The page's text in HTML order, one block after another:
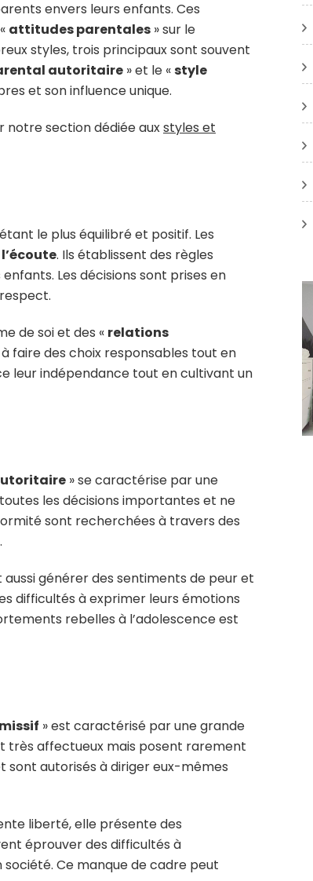
envers leurs enfants. Ces
attitudes parentales » sur le
styles, trois principaux sont souvent
autoritaire » et le «style
et son influence unique.
notre section dédiée auxstyles et
le plus équilibré et positif. Les
. Ils établissent des règles
Les décisions sont prises en
de soi et des « relations
faire des choix responsables tout en
leur indépendance tout en cultivant un
» se caractérise par une
les décisions importantes et ne
sont recherchées à travers des
générer des sentiments de peur et
difficultés à exprimer leurs émotions
rebelles à l’adolescence est
» est caractérisé par une grande
très affectueux mais posent rarement
sont autorisés à diriger eux-mêmes
liberté, elle présente des
éprouver des difficultés à
Ce manque de cadre peut